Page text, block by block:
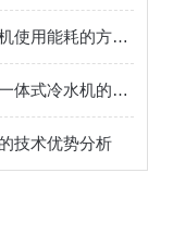
降低实验室冷水机使用能耗的方法介绍
分体式冷水机与一体式冷水机的区别介绍
技术优势分析